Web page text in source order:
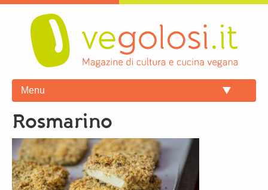
Menu
rosmarino